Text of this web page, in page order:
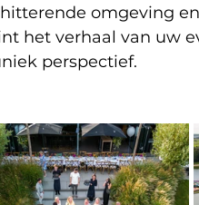
omgeving
het verhaal van uw
perspectief.